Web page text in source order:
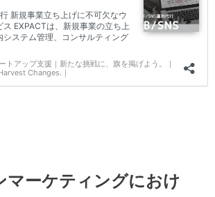
マーケティングにおけ